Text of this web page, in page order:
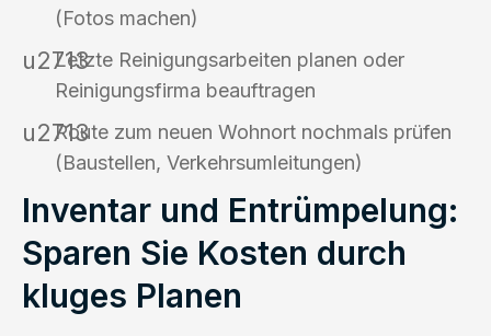
(Fotos machen)
Letzte Reinigungsarbeiten planen oder
Reinigungsfirma beauftragen
Route zum neuen Wohnort nochmals prüfen
(Baustellen, Verkehrsumleitungen)
Inventar und Entrümpelung:
Sparen Sie Kosten durch
kluges Planen